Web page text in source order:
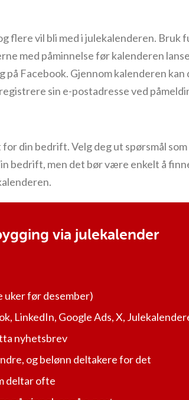
flere vil bli med i julekalenderen. Bruk
med påminnelse før kalenderen
Facebook. Gjennom kalenderen kan
sin e-postadresse ved
din bedrift. Velg deg ut spørsmål
bedrift, men det bør være enkelt å
via julekalender
før desember)
LinkedIn, Google Ads, X,
nyhetsbrev
og belønn deltakere for det
deltar ofte